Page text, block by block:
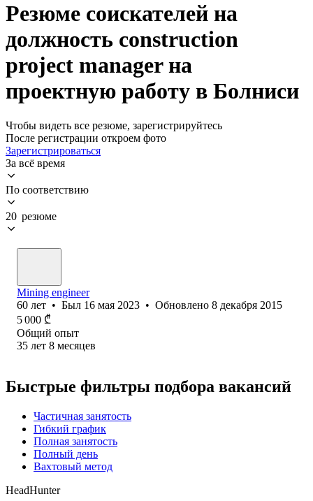
Резюме соискателей на
должность construction
project manager на
проектную работу в Болниси
Чтобы видеть все резюме, зарегистрируйтесь
После регистрации откроем фото
Зарегистрироваться
За всё время
По соответствию
20 резюме
Mining engineer
60 лет • Был 16 мая 2023 • Обновлено 8 декабря 2015
5 000 ₾
Общий опыт
35 лет 8 месяцев
Быстрые фильтры подбора вакансий
Частичная занятость
Гибкий график
Полная занятость
Полный день
Вахтовый метод
HeadHunter